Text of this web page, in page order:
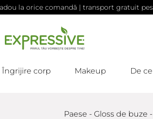
la orice comandă | transport gratuit
Îngrijire corp Makeup De
Paese - Gloss de